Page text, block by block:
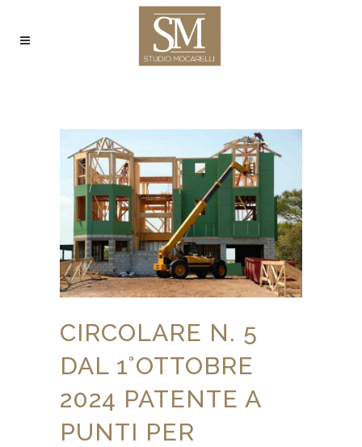
CIRCOLARE N. 5
DAL 1°OTTOBRE
2024 PATENTE A
PUNTI PER